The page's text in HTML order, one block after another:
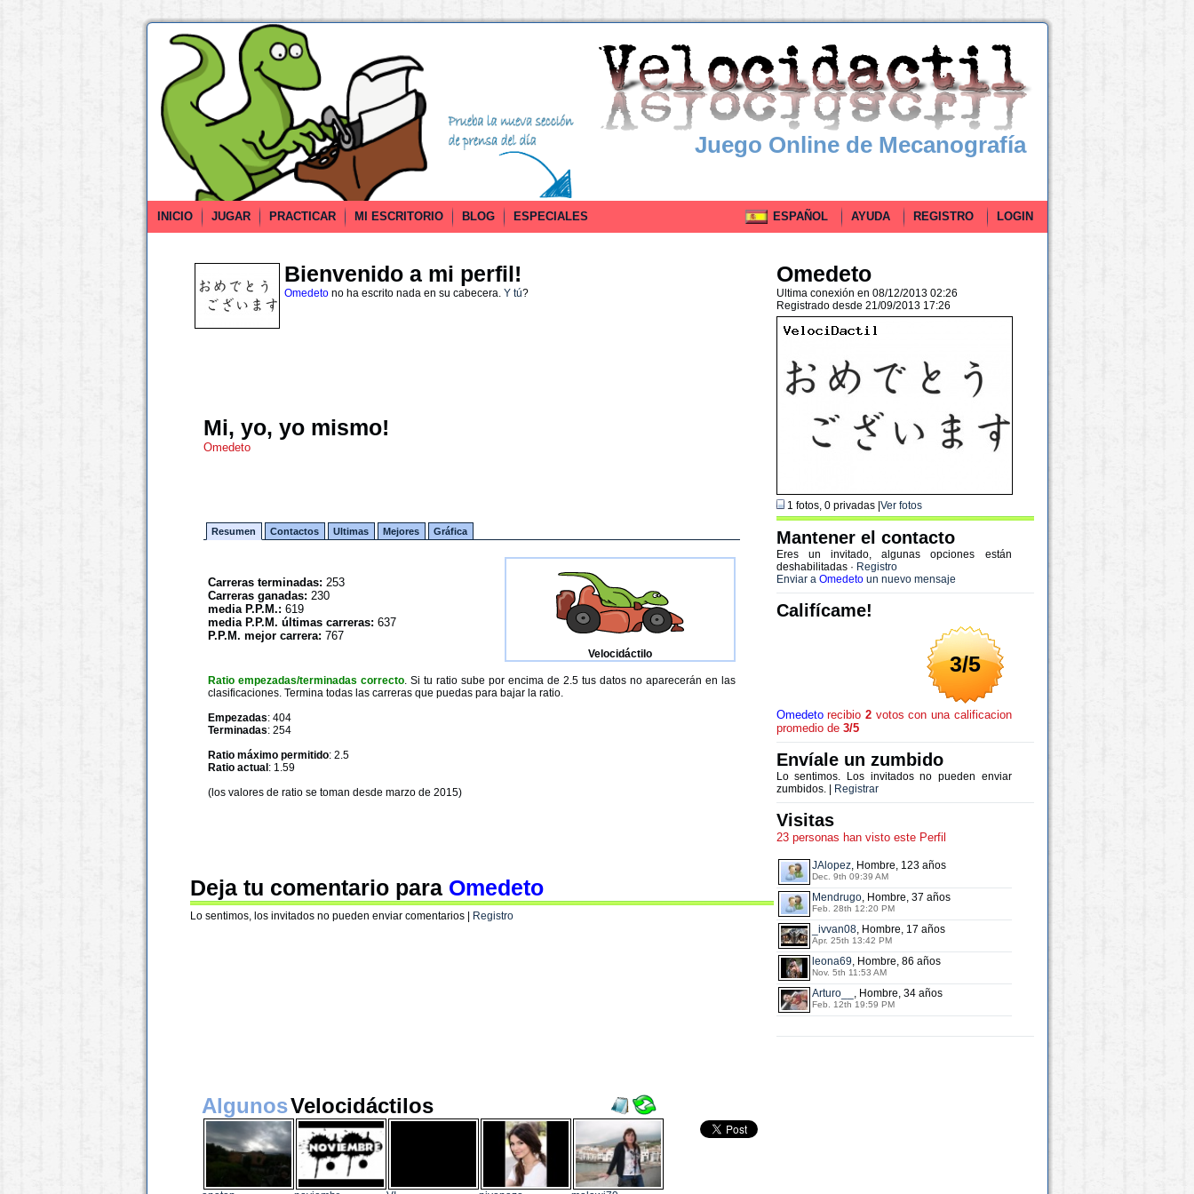
Juego Online de Mecanografía
INICIO JUGAR PRACTICAR MI ESCRITORIO BLOG ESPECIALES ESPAÑOL AYUDA REGISTRO LOGIN
Bienvenido a mi perfil!
Omedetono ha escrito nada en su cabecera. Y tú?
Mi, yo, yo mismo!
Omedeto
Resumen Contactos Ultimas Mejores Gráfica
Carreras terminadas: 253
Carreras ganadas: 230
media P.P.M.: 619
media P.P.M. últimas carreras: 637
P.P.M. mejor carrera: 767
Velocidáctilo
Ratio empezadas/terminadas correcto. Si tu ratio sube por encima de 2.5 tus datos no aparecerán en las
clasificaciones. Termina todas las carreras que puedas para bajar la ratio.
Empezadas: 404
Terminadas: 254
Ratio máximo permitido: 2.5
Ratio actual : 1.59
(los valores de ratio se toman desde marzo de 2015)
Deja tu comentario para Omedeto
Lo sentimos, los invitados no pueden enviar comentarios | Registro
Omedeto
Ultima conexión en 08/12/2013 02:26
Registrado desde 21/09/2013 17:26
1 fotos, 0 privadas | Ver fotos
Mantener el contacto
Eres un invitado, algunas opciones están
deshabilitadas · Registro
Enviar a Omedetoun nuevo mensaje
Califícame!
3/5
Omedetorecibio 2votos con una calificacion
promedio de 3/5
Envíale un zumbido
Lo sentimos. Los invitados no pueden enviar
zumbidos. |
Registrar
Visitas
23 personas han visto este Perfil
JAlopez, Hombre, 123 años
Dec. 9th 09:39 AM
Mendrugo, Hombre, 37 años
Feb. 28th 12:20 PM
_ivvan08, Hombre, 17 años
Apr. 25th 13:42 PM
leona69, Hombre, 86 años
Nov. 5th 11:53 AM
Arturo__ , Hombre, 34 años
Feb. 12th 19:59 PM
AlgunosVelocidáctilos